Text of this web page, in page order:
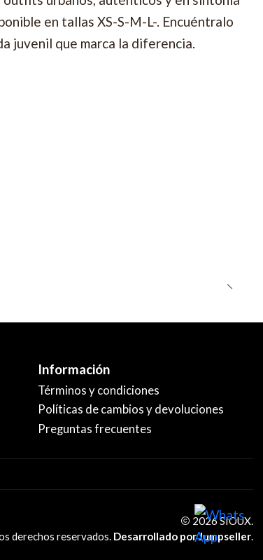
en tallas XS-S-M-L-. Encuéntralo
juvenil que marca la diferencia.
Información
Términos y condiciones
Políticas de cambios y devoluciones
Preguntas frecuentes
2026 SIOUX.
derechos reservados. Desarrollado por Jumpseller.